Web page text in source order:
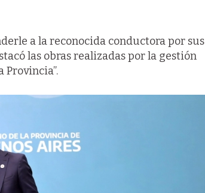
a la reconocida conductora por sus
las obras realizadas por la gestión